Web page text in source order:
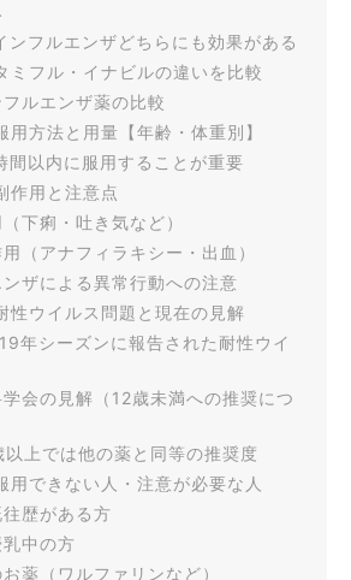
ンフルエンザどちらにも効果がある
ミフル・イナビルの違いを比較
ルエンザ薬の比較
用方法と用量【年齢・体重別】
間以内に服用することが重要
作用と注意点
下痢・吐き気など）
（アナフィラキシー・出血）
ザによる異常行動への注意
性ウイルス問題と現在の見解
年シーズンに報告された耐性ウイ
会の見解（12歳未満への推奨につ
上では他の薬と同等の推奨度
用できない人・注意が必要な人
歴がある方
中の方
薬（ワルファリンなど）